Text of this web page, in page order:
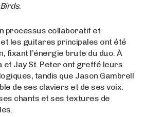
.
processus collaboratif et
les guitares principales ont été
fixant l’énergie brute du duo. À
et Jay St. Peter ont greffé leurs
tandis que Jason Gambrell
de ses claviers et de ses voix.
chants et ses textures de